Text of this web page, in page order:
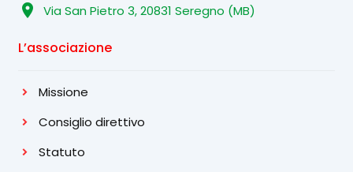
location_on Via San Pietro 3, 20831 Seregno (MB)
L’associazione
Missione
Consiglio direttivo
Statuto